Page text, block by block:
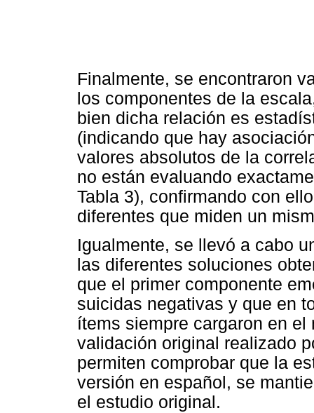
Finalmente, se encontraron
los componentes de la
bien dicha relación es
(indicando que hay
valores absolutos de la
no están evaluando
Tabla 3), confirmando con
diferentes que miden un
Igualmente, se llevó a cabo
las diferentes soluciones
que el primer componente
suicidas negativas y que en
ítems siempre cargaron en
validación original realizado
permiten comprobar que la
versión en español, se
el estudio original.